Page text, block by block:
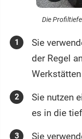
Die
Sie
der Regel
Sie nutzen
es in die
Sie